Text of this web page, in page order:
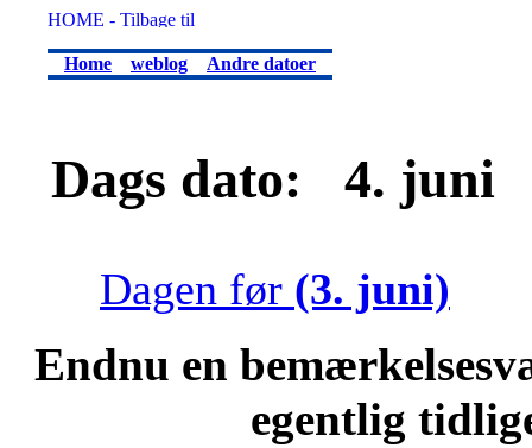
Home weblog Andre datoer
Dags dato: 4. juni
Dagen før (3. juni)
Endnu en
egentlig